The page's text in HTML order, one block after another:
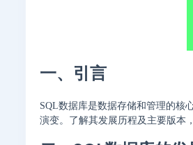
一、引言
SQL数据库是数据存储和管理的核
演变。了解其发展历程及主要版本